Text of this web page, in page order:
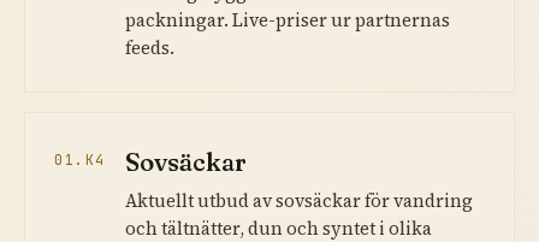
packningar. Live-priser ur partnernas
feeds.
01.K4 Sovsäckar
Aktuellt utbud av sovsäckar för vandring
och tältnätter, dun och syntet i olika